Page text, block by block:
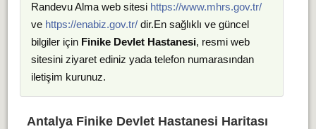
Randevu Alma web sitesi https://www.mhrs.gov.tr/
ve https://enabiz.gov.tr/dir.En sağlıklı ve güncel
bilgiler için Finike Devlet Hastanesi, resmi web
sitesini ziyaret ediniz yada telefon numarasından
iletişim kurunuz.
Antalya Finike Devlet Hastanesi Haritası